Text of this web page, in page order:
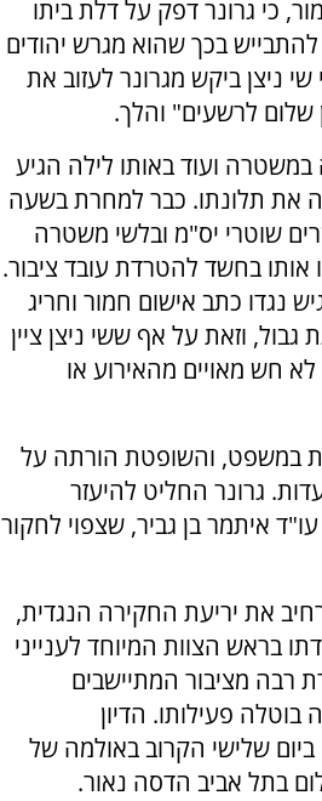
כי גרונר דפק על דלת ביתו
להתבייש בכך שהוא מגרש יהודים
ניצן ביקש מגרונר לעזוב את
שלום לרשעים" והלך.
במשטרה ועוד באותו לילה הגיע
את תלונתו. כבר למחרת בשעה
שוטרי יס"מ ובלשי משטרה
אותו בחשד להטרדת עובד ציבור.
נגדו כתב אישום חמור וחריג
גבול, וזאת על אף ששי ניצן ציין
לא חש מאויים מהאירוע או
במשפט, והשופטת הורתה על
גרונר החליט להיעזר
איתמר בן גביר, שצפוי לחקור
את יריעת החקירה הנגדית,
בראש הצוות המיוחד לענייני
רבה מציבור המתיישבים
פעילותו. הדיון
שלישי הקרוב באולמה של
בתל אביב הדסה נאור.